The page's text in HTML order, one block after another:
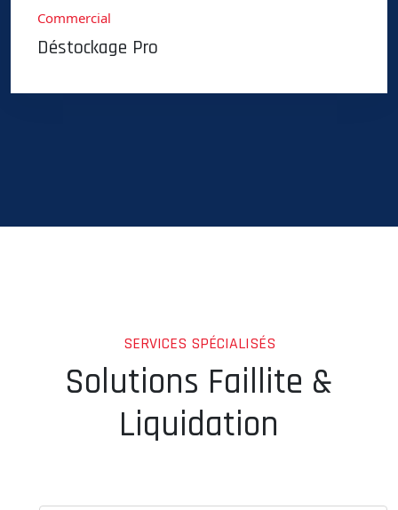
Commercial
Déstockage Pro
SERVICES SPÉCIALISÉS
Solutions Faillite &
Liquidation